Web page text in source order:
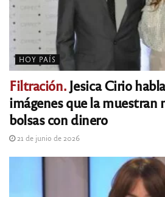
HOY PAÍS
Filtración.Jesica Cirio
imágenes que la muestran
bolsas con dinero
21 de junio de 2026